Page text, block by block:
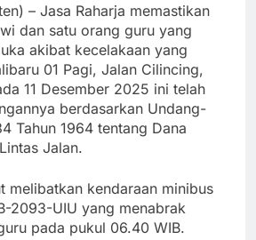
– Jasa Raharja memastikan
dan satu orang guru yang
akibat kecelakaan yang
01 Pagi, Jalan Cilincing,
11 Desember 2025 ini telah
berdasarkan Undang-
Tahun 1964 tentang Dana
Jalan.
melibatkan kendaraan minibus
2093-UIU yang menabrak
pada pukul 06.40 WIB.